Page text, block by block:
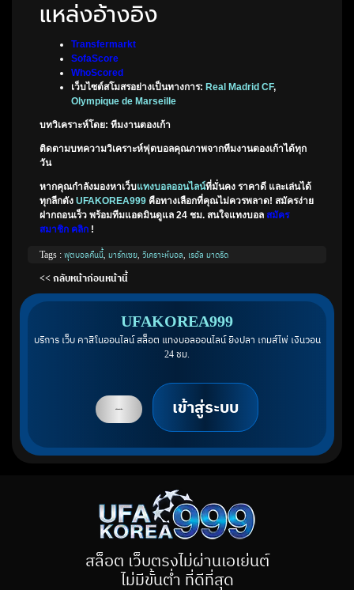
แหล่งอ้างอิง
Transfermarkt
SofaScore
WhoScored
เว็บไซต์สโมสรอย่างเป็นทางการ: Real Madrid CF,
Olympique de Marseille
บทวิเคราะห์โดย: ทีมงานตองเก้า
ติดตามบทความวิเคราะห์ฟุตบอลคุณภาพจากทีมงานตองเก้าได้ทุก
วัน
หากคุณกำลังมองหาเว็บแทงบอลออนไลน์ที่มั่นคง ราคาดี และเล่นได้
ทุกลีกดัง UFAKOREA999 คือทางเลือกที่คุณไม่ควรพลาด! สมัครง่าย
ฝากถอนเร็ว พร้อมทีมแอดมินดูแล 24 ชม. สนใจแทงบอล สมัคร
สมาชิก คลิก !
Tags : ฟุตบอลคืนนี้ มาร์กเซย วิเคราะห์บอล เรอัล มาดริด
<< กลับหน้าก่อนหน้านี้
UFAKOREA999
บริการ เว็บ คาสิโนออนไลน์ สล็อต แทงบอลออนไลน์ ยิงปลา เกมส์ไพ่ เงินวอน
24 ชม.
เข้าสู่ระบบ
สล็อต เว็บตรงไม่ผ่านเอเย่นต์
ไม่มีขั้นต่ำ ที่ดีที่สุด